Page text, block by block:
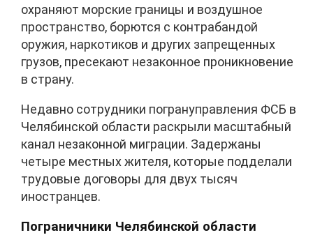
охраняют морские границы и воздушное
пространство, борются с контрабандой
оружия, наркотиков и других запрещенных
грузов, пресекают незаконное проникновение
в страну.
Недавно сотрудники погрануправления ФСБ в
Челябинской области раскрыли масштабный
канал незаконной миграции. Задержаны
четыре местных жителя, которые подделали
трудовые договоры для двух тысяч
иностранцев.
Пограничники Челябинской области